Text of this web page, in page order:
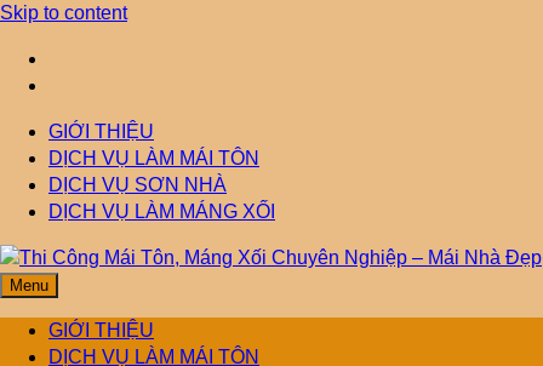
Skip to content
GIỚI THIỆU
DỊCH VỤ LÀM MÁI TÔN
DỊCH VỤ SƠN NHÀ
DỊCH VỤ LÀM MÁNG XỐI
Thi Công Mái Tôn,
Mái Nhà Đẹp chuyên làm mái tôn, máng xối chống thấm, thoát
nước hiệu quả. Đội ngũ lành nghề – bảo hành dài hạn – tư vấn
miễn phí.
Menu
GIỚI THIỆU
DỊCH VỤ LÀM MÁI TÔN